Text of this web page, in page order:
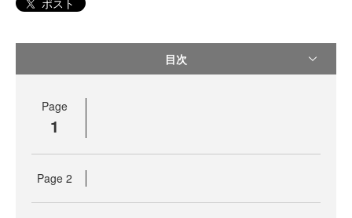
ポスト
目次
Page
1
Page 2